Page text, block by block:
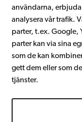
användarna,
analysera vår trafik.
parter, t.ex. Google,
parter kan via sina
som de kan
gett dem eller som
tjänster.
Facebook